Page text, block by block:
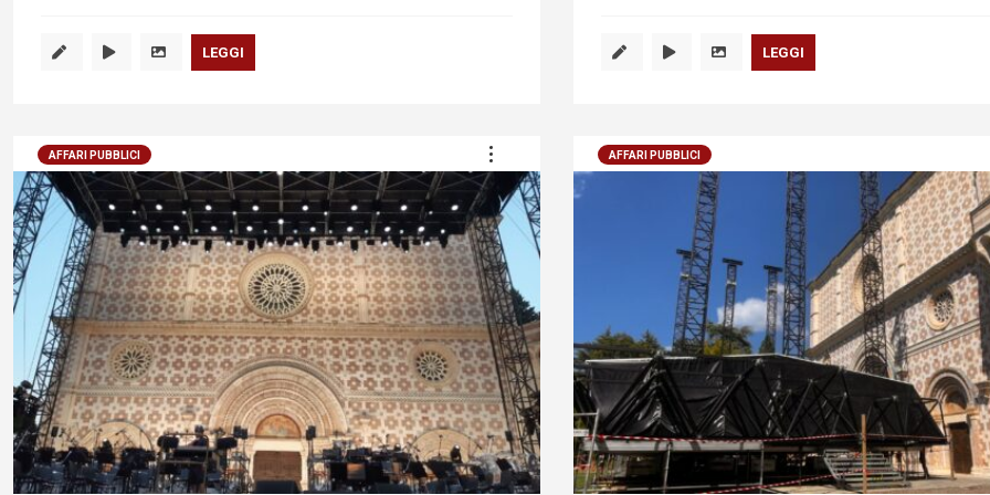
LEGGI LEGGI
AFFARI PUBBLICI AFFARI PUBBLICI